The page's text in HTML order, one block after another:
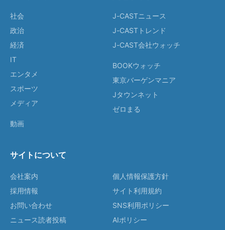
社会
政治
経済
IT
エンタメ
スポーツ
メディア
動画
J-CASTニュース
J-CASTトレンド
J-CAST会社ウォッチ
BOOKウォッチ
東京バーゲンマニア
Jタウンネット
ゼロまる
サイトについて
会社案内
採用情報
お問い合わせ
ニュース読者投稿
個人情報保護方針
サイト利用規約
SNS利用ポリシー
AIポリシー